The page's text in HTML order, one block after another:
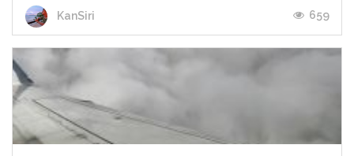
KanSiri 659